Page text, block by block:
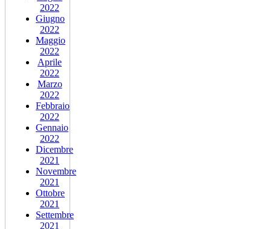
2022
Giugno
2022
Maggio
2022
Aprile
2022
Marzo
2022
Febbraio
2022
Gennaio
2022
Dicembre
2021
Novembre
2021
Ottobre
2021
Settembre
2021